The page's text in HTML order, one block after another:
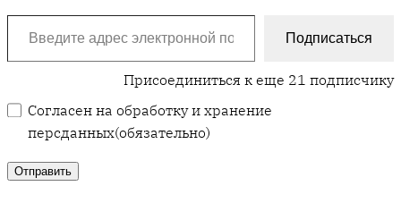
Введите адрес электронной почты…
Подписаться
Присоединиться к еще 21 подписчику
Согласен на обработку и хранение
персданных(обязательно)
Отправить